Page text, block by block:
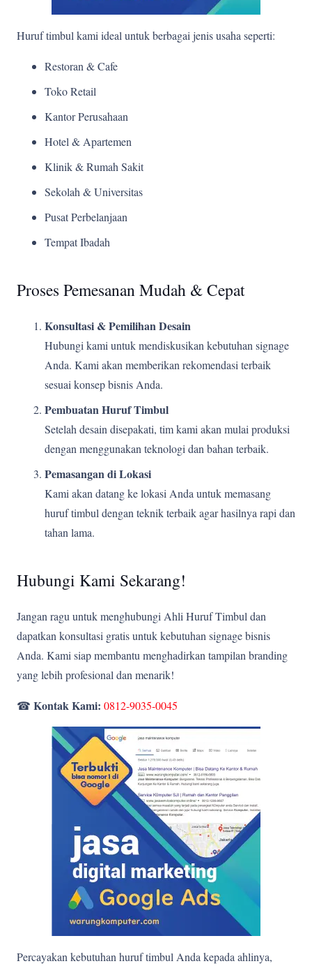
Huruf timbul kami ideal untuk berbagai jenis usaha seperti:
Restoran & Cafe
Toko Retail
Kantor Perusahaan
Hotel & Apartemen
Klinik & Rumah Sakit
Sekolah & Universitas
Pusat Perbelanjaan
Tempat Ibadah
Proses Pemesanan Mudah & Cepat
Konsultasi & Pemilihan Desain
Hubungi kami untuk mendiskusikan kebutuhan signage
Anda. Kami akan memberikan rekomendasi terbaik
sesuai konsep bisnis Anda.
Pembuatan Huruf Timbul
Setelah desain disepakati, tim kami akan mulai produksi
dengan menggunakan teknologi dan bahan terbaik.
Pemasangan di Lokasi
Kami akan datang ke lokasi Anda untuk memasang
huruf timbul dengan teknik terbaik agar hasilnya rapi dan
tahan lama.
Hubungi Kami Sekarang!
Jangan ragu untuk menghubungi Ahli Huruf Timbul dan
dapatkan konsultasi gratis untuk kebutuhan signage bisnis
Anda. Kami siap membantu menghadirkan tampilan branding
yang lebih profesional dan menarik!
☎ Kontak Kami: 0812-9035-0045
Percayakan kebutuhan huruf timbul Anda kepada ahlinya,